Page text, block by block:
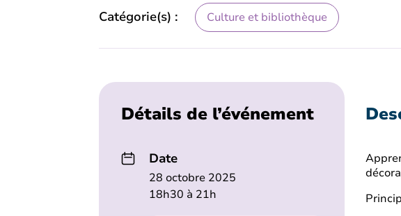
Catégorie(s) : Culture et bibliothèque
Détails de l’événement
Date
28 octobre 2025
18h30 à 21h